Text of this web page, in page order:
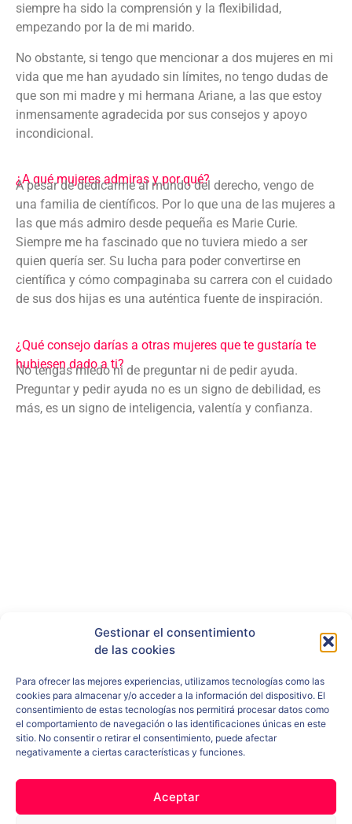
Gestionar el consentimiento
de las cookies
Para ofrecer las mejores experiencias, utilizamos tecnologías como las
cookies para almacenar y/o acceder a la información del dispositivo. El
consentimiento de estas tecnologías nos permitirá procesar datos como
el comportamiento de navegación o las identificaciones únicas en este
sitio. No consentir o retirar el consentimiento, puede afectar
negativamente a ciertas características y funciones.
Aceptar
siempre ha sido la comprensión y la flexibilidad,
empezando por la de mi marido.
No obstante, si tengo que mencionar a dos mujeres en mi
vida que me han ayudado sin límites, no tengo dudas de
que son mi madre y mi hermana Ariane, a las que estoy
inmensamente agradecida por sus consejos y apoyo
incondicional.
¿A qué mujeres admiras y por qué?
A pesar de dedicarme al mundo del derecho, vengo de
una familia de científicos. Por lo que una de las mujeres a
las que más admiro desde pequeña es Marie Curie.
Siempre me ha fascinado que no tuviera miedo a ser
quien quería ser. Su lucha para poder convertirse en
científica y cómo compaginaba su carrera con el cuidado
de sus dos hijas es una auténtica fuente de inspiración.
¿Qué consejo darías a otras mujeres que te gustaría te
hubiesen dado a ti?
No tengas miedo ni de preguntar ni de pedir ayuda.
Preguntar y pedir ayuda no es un signo de debilidad, es
más, es un signo de inteligencia, valentía y confianza.
RRSS
ENLACES